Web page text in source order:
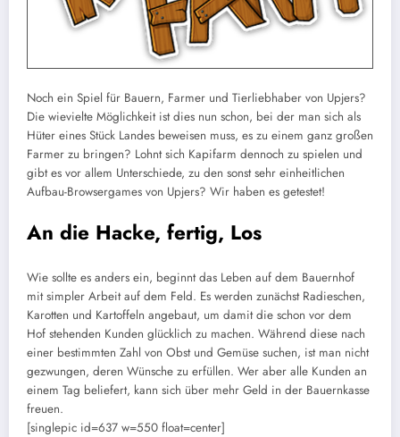
Noch ein Spiel für Bauern, Farmer und Tierliebhaber von Upjers?
Die wievielte Möglichkeit ist dies nun schon, bei der man sich als
Hüter eines Stück Landes beweisen muss, es zu einem ganz großen
Farmer zu bringen? Lohnt sich Kapifarm dennoch zu spielen und
gibt es vor allem Unterschiede, zu den sonst sehr einheitlichen
Aufbau-Browsergames von Upjers? Wir haben es getestet!
An die Hacke, fertig, Los
Wie sollte es anders ein, beginnt das Leben auf dem Bauernhof
mit simpler Arbeit auf dem Feld. Es werden zunächst Radieschen,
Karotten und Kartoffeln angebaut, um damit die schon vor dem
Hof stehenden Kunden glücklich zu machen. Während diese nach
einer bestimmten Zahl von Obst und Gemüse suchen, ist man nicht
gezwungen, deren Wünsche zu erfüllen. Wer aber alle Kunden an
einem Tag beliefert, kann sich über mehr Geld in der Bauernkasse
freuen.
[singlepic id=637 w=550 float=center]